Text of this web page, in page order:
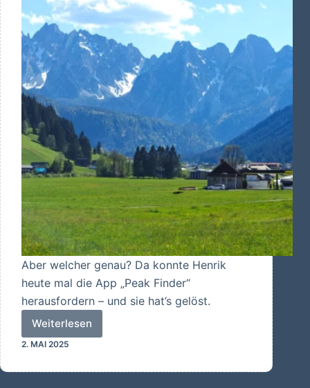
Aber welcher genau? Da konnte Henrik
heute mal die App „Peak Finder“
herausfordern – und sie hat’s gelöst.
Weiterlesen
Das
ist
2. MAI 2025